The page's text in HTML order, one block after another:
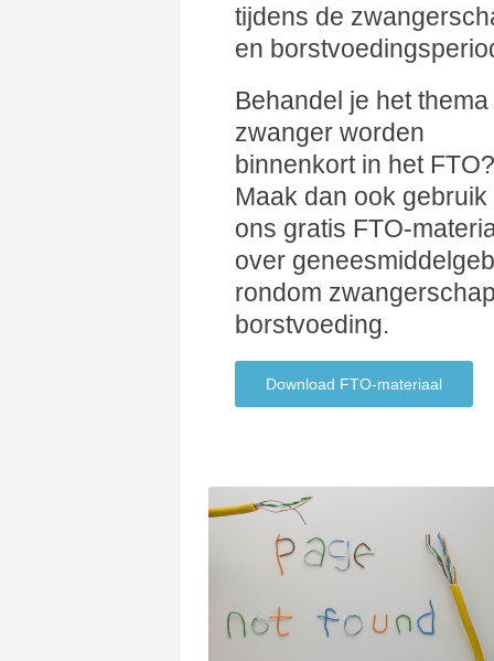
tijdens de
en
Behandel je het thema
zwanger worden
binnenkort in het FTO?
Maak dan ook gebruik
ons gratis FTO-
over
rondom
borstvoeding.
Download FTO-materiaal